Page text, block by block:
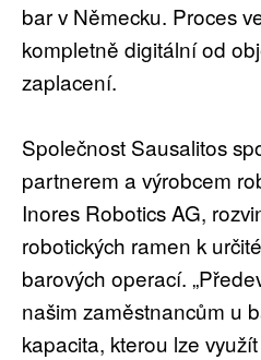
bar v Německu. Proces
kompletně digitální od
zaplacení.
Společnost Sausalitos
partnerem a výrobcem
Inores Robotics AG,
robotických ramen k
barových operací.
našim zaměstnancům u
kapacita, kterou lze